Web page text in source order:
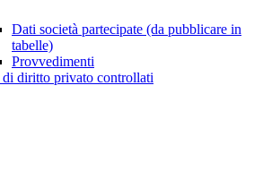
Dati società partecipate (da pubblicare in
tabelle)
Provvedimenti
diritto privato controllati